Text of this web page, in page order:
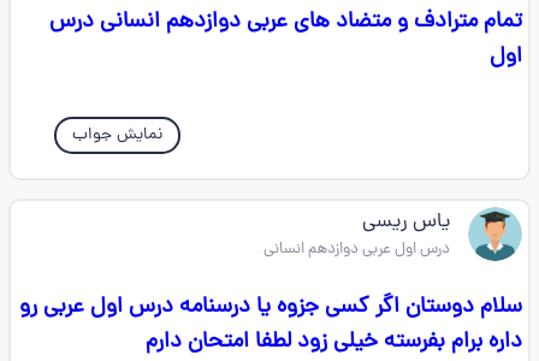
تمام مترادف و متضاد های عربی دوازدهم انسانی درس
اول
نمایش جواب
یاس ریسی
درس اول عربی دوازدهم انسانی
سلام دوستان اگر کسی جزوه یا درسنامه درس اول عربی رو
داره برام بفرسته خیلی زود لطفا امتحان دارم